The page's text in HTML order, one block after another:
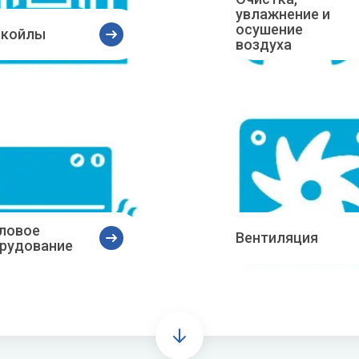
Инфракрасная пленка
Показать все
водонагреватель
для дома
S
Sakata
Stiebel
STIEBEL ELTRON
T
Thermex
увлажнение и
осушение
воздуха
Вентиляция